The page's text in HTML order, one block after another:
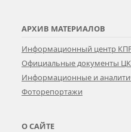
АРХИВ МАТЕРИАЛОВ
Информационный центр
Официальные документы
Информационные и
Фоторепортажи
О САЙТЕ